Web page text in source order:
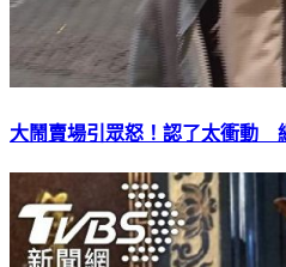
大鬧賣場引眾怒！認了太衝動